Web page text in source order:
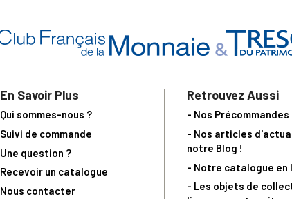
En Savoir Plus
Qui sommes-nous ?
Suivi de commande
Une question ?
Recevoir un catalogue
Nous contacter
Retrouvez Aussi
- Nos Précommandes
- Nos articles
notre Blog !
- Notre catalogue en
- Les objets de